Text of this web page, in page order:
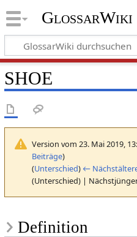
GlossarWiki
SHOE
Version vom 23. Mai 2019,
Beiträge)
(Unterschied) ←
(Unterschied) |
Definition